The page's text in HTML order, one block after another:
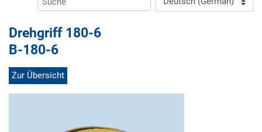
Drehgriff 180-6
B-180-6
Zur Übersicht